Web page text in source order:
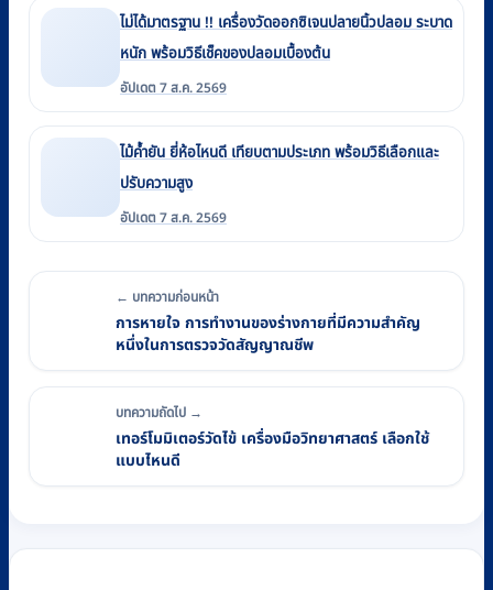
ไม่ได้มาตรฐาน !! เครื่องวัดออกซิเจนปลายนิ้วปลอม ระบาด
หนัก พร้อมวิธีเช็คของปลอมเบื้องต้น
อัปเดต 7 ส.ค. 2569
ไม้ค้ำยัน ยี่ห้อไหนดี เทียบตามประเภท พร้อมวิธีเลือกและ
ปรับความสูง
อัปเดต 7 ส.ค. 2569
← บทความก่อนหน้า
การหายใจ การทำงานของร่างกายที่มีความสำคัญ
หนึ่งในการตรวจวัดสัญญาณชีพ
บทความถัดไป →
เทอร์โมมิเตอร์วัดไข้ เครื่องมือวิทยาศาสตร์ เลือกใช้
แบบไหนดี